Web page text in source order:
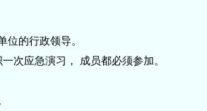
的行政领导。
次应急演习， 成员都必须参加。